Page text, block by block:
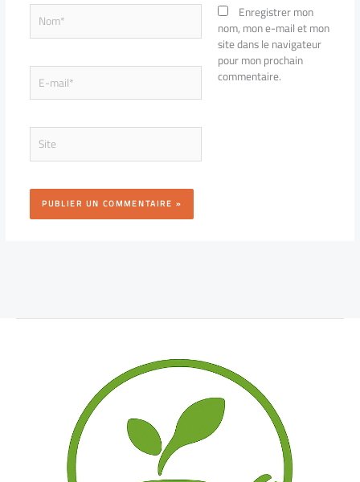
Nom*
E-
mail*
Site
Enregistrer mon
nom, mon e-mail et mon
site dans le navigateur
pour mon prochain
commentaire.